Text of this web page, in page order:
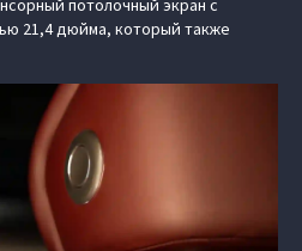
потолочный экран с
21,4 дюйма, который также